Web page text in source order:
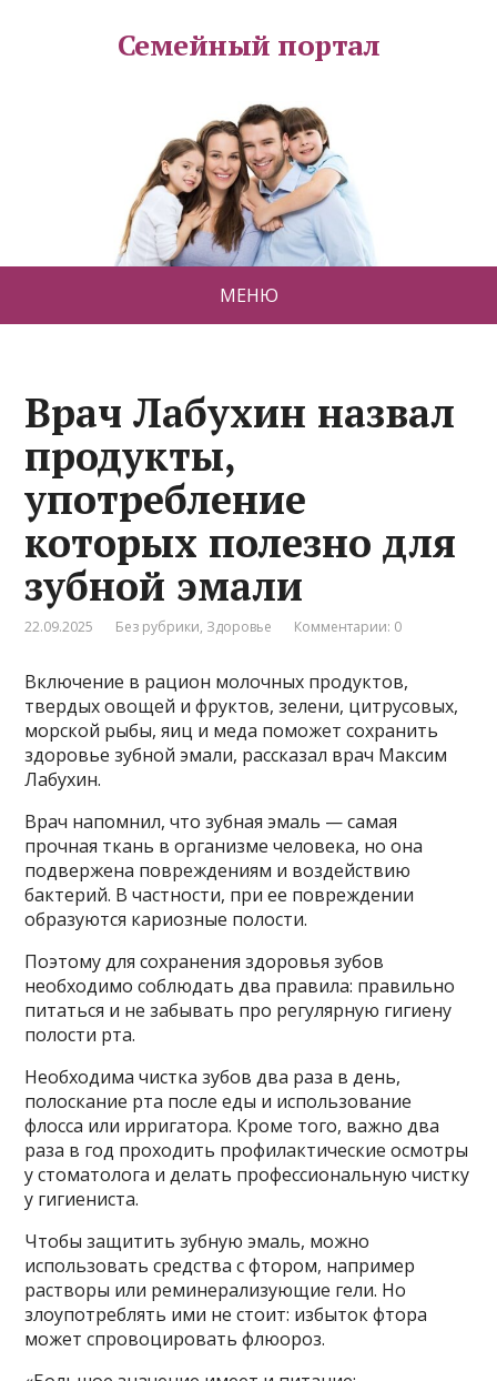
Семейный портал
МЕНЮ
Врач Лабухин назвал
продукты,
употребление
которых полезно для
зубной эмали
22.09.2025 Без рубрики, Здоровье Комментарии: 0
Включение в рацион молочных продуктов,
твердых овощей и фруктов, зелени, цитрусовых,
морской рыбы, яиц и меда поможет сохранить
здоровье зубной эмали, рассказал врач Максим
Лабухин.
Врач напомнил, что зубная эмаль — самая
прочная ткань в организме человека, но она
подвержена повреждениям и воздействию
бактерий. В частности, при ее повреждении
образуются кариозные полости.
Поэтому для сохранения здоровья зубов
необходимо соблюдать два правила: правильно
питаться и не забывать про регулярную гигиену
полости рта.
Необходима чистка зубов два раза в день,
полоскание рта после еды и использование
флосса или ирригатора. Кроме того, важно два
раза в год проходить профилактические осмотры
у стоматолога и делать профессиональную чистку
у гигиениста.
Чтобы защитить зубную эмаль, можно
использовать средства с фтором, например
растворы или реминерализующие гели. Но
злоупотреблять ими не стоит: избыток фтора
может спровоцировать флюороз.